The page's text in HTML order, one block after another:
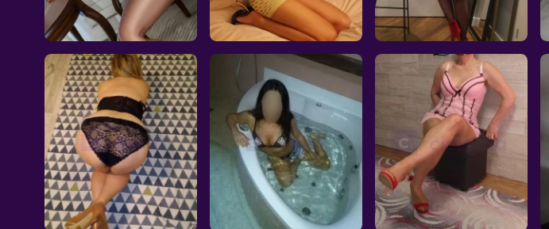
Biust: 4
Biust: 4
Biust: 4
Twoja Fantazja
Kielce, 43l.
Cena: 300
Wyjazdy: Nie
Wiek: 43
Waga: 54
Wzrost: 164
Biust: 3
Kielce, 43l.
Cena: 200
Wyjazdy: Nie
Wiek: 43
Waga: 50
Wzrost: 160
Biust: 4
Nimfomanka
Kielce, 29l.
Cena: 200
Wyjazdy: Nie
Wiek: 29
Waga: 57
Wzrost: 167
Biust: 3